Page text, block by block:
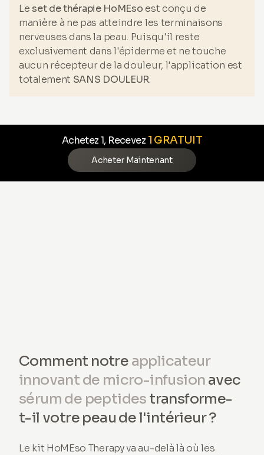
Leset de thérapie HoMEsoest conçu de
manière à ne pas atteindre les terminaisons
nerveuses dans la peau. Puisqu'il reste
exclusivement dans l'épiderme et ne touche
aucun récepteur de la douleur, l'application est
totalement SANS DOULEUR.
Achetez 1, Recevez 1 GRATUIT
Acheter Maintenant
Comment notre applicateur
innovant de micro-infusion avec
sérum de peptides transforme-
t-il votre peau de l'intérieur ?
Le kit HoMEso Therapy va au-delà là où les